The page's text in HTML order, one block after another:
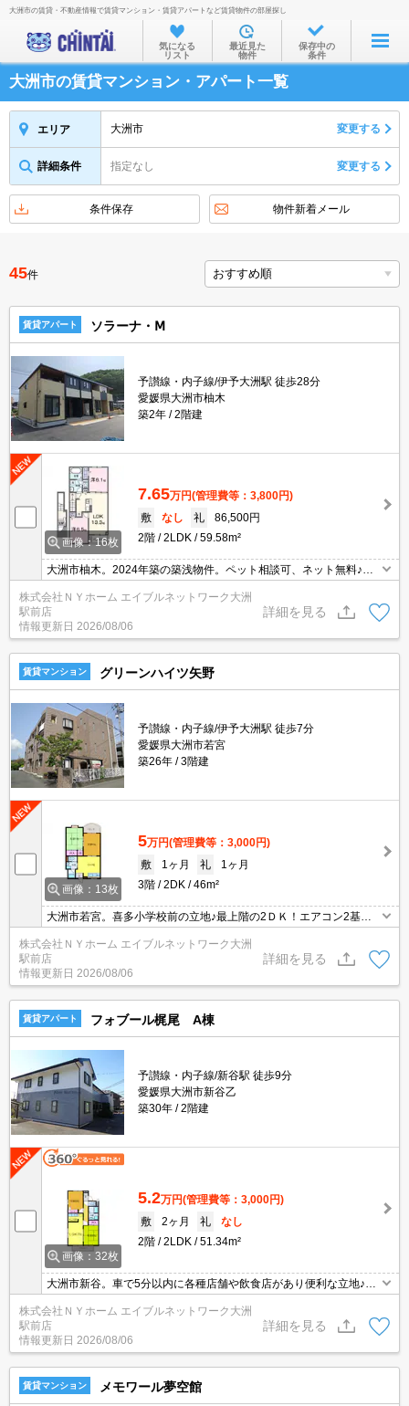
お部屋を探す
沿線・駅から
住所から
物件特集から
不動産会社から
TOP
大洲市の賃貸・不動産情報で賃貸マンション・賃貸アパートなど賃貸物件の部屋探し
気になる
リスト
最近見た
物件
保存中の
条件
大洲市の賃貸マンション・アパート一覧
エリア 大洲市 変更する
詳細条件 指定なし 変更する
条件保存 物件新着メール
45件
賃貸アパート ソラーナ・Ⅿ
予讃線・内子線/伊予大洲駅 徒歩28分
愛媛県大洲市柚木
築2年
2階建
画像：16枚
7.65万円(管理費等：3,800円)
敷
なし 礼
86,500円
2階
2LDK 59.58m²
大洲市柚木。2024年築の築浅物件。ペット相談可、ネット無料♪エ
アコン２基付、防犯カメラ・宅配ボックスなど設備充実！お風呂は
１坪採用でゆったりです。初期費用御見積書の作成もお気軽にお問
合せ下さい♪
株式会社ＮＹホーム エイブルネットワーク大洲
駅前店
情報更新日 2026/08/06
詳細を見る
賃貸マンション グリーンハイツ矢野
予讃線・内子線/伊予大洲駅 徒歩7分
愛媛県大洲市若宮
築26年
3階建
画像：13枚
5万円(管理費等：3,000円)
敷
1ヶ月 礼
1ヶ月
3階
2DK 46m²
大洲市若宮。喜多小学校前の立地♪最上階の2ＤＫ！エアコン2基★
温水洗浄便座★室内洗濯機★バストイレ別★初期費用御見積書など
お気軽にお問い合わせください！！
株式会社ＮＹホーム エイブルネットワーク大洲
駅前店
情報更新日 2026/08/06
詳細を見る
賃貸アパート フォブール梶尾 A棟
予讃線・内子線/新谷駅 徒歩9分
愛媛県大洲市新谷乙
築30年
2階建
画像：32枚
5.2万円(管理費等：3,000円)
敷
2ヶ月 礼
なし
2階
2LDK 51.34m²
大洲市新谷。車で5分以内に各種店舗や飲食店があり便利な立地♪エ
料★初期費用御見積書などお気軽にお問合せ下さい！！
株式会社ＮＹホーム エイブルネットワーク大洲
駅前店
情報更新日 2026/08/06
詳細を見る
賃貸マンション メモワール夢空館